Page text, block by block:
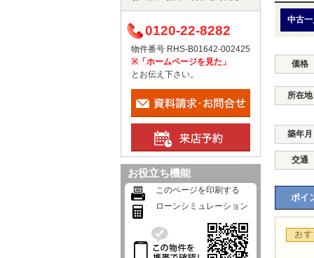
中古
価格
所在地
築年月
交通
ポイ
0120-22-8282
物件番号 RHS-B01642-002425
※「ホームページを見た」
とお伝え下さい。
お役立ち機能
このページを印刷する
ローンシミュレーション